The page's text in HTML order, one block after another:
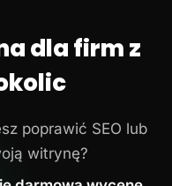
dla firm z
poprawić SEO lub
witrynę?